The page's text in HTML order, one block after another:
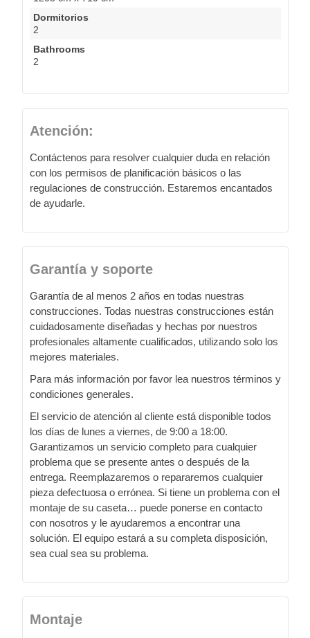
Dormitorios
2
Bathrooms
2
Atención:
Contáctenos para resolver cualquier duda en relación
con los permisos de planificación básicos o las
regulaciones de construcción. Estaremos encantados
de ayudarle.
Garantía y soporte
Garantía de al menos 2 años en todas nuestras
construcciones. Todas nuestras construcciones están
cuidadosamente diseñadas y hechas por nuestros
profesionales altamente cualificados, utilizando solo los
mejores materiales.
Para más información por favor lea nuestros términos y
condiciones generales.
El servicio de atención al cliente está disponible todos
los días de lunes a viernes, de 9:00 a 18:00.
Garantizamos un servicio completo para cualquier
problema que se presente antes o después de la
entrega. Reemplazaremos o repararemos cualquier
pieza defectuosa o errónea. Si tiene un problema con el
montaje de su caseta… puede ponerse en contacto
con nosotros y le ayudaremos a encontrar una
solución. El equipo estará a su completa disposición,
sea cual sea su problema.
Montaje